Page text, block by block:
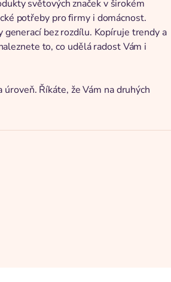
světových značek v širokém
potřeby pro firmy i domácnost.
bez rozdílu. Kopíruje trendy a
to, co udělá radost Vám i
Říkáte, že Vám na druhých